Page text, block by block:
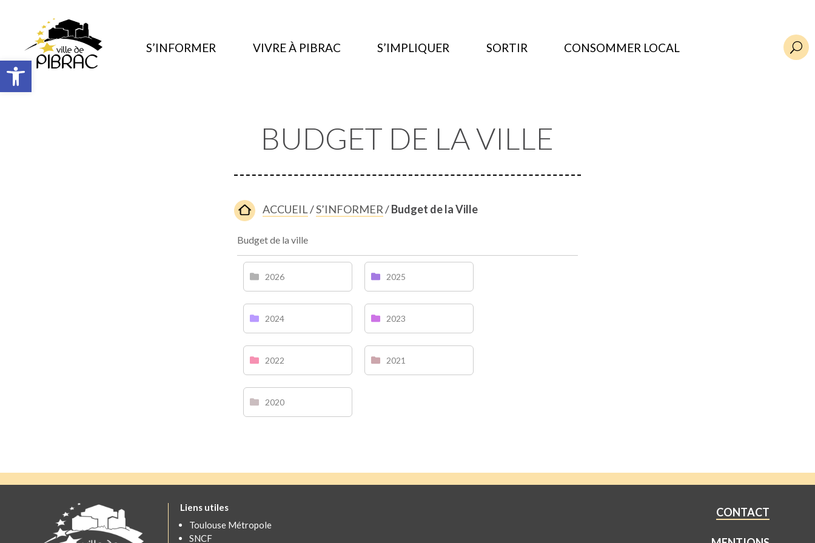
Ouvrir la barre d’outils
S’INFORMER VIVRE À PIBRAC S’IMPLIQUER SORTIR CONSOMMER LOCAL U
BUDGET DE LA VILLE
ACCUEIL/S’INFORMER/Budget de la Ville
Budget de la ville
2026 2025
2024 2023
2022 2021
2020
Liens utiles
Toulouse Métropole
SNCF
CONTACT